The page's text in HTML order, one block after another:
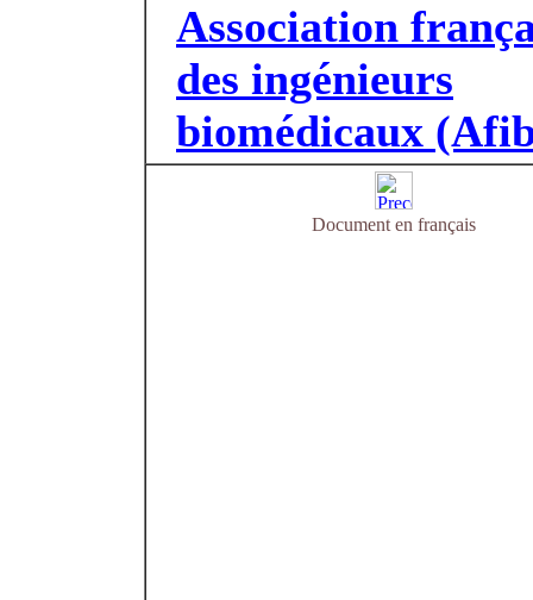
Association
des ingénieurs
biomédicaux
Document en français